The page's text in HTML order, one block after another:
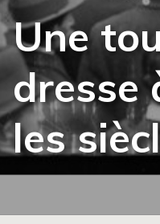
Une
dresse
les